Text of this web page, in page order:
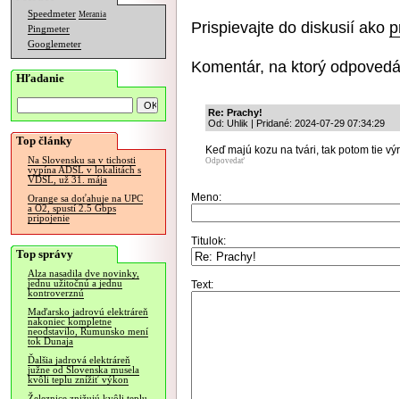
Speedmeter Merania
Pingmeter
Googlemeter
Hľadanie
Top články
Na Slovensku sa v tichosti
vypína ADSL v lokalitách s
VDSL, už 31. mája
Orange sa doťahuje na UPC
a O2, spustí 2.5 Gbps
pripojenie
Top správy
Alza nasadila dve novinky,
jednu užitočnú a jednu
kontroverznú
Maďarsko jadrovú elektráreň
nakoniec kompletne
neodstavilo, Rumunsko mení
tok Dunaja
Ďalšia jadrová elektráreň
južne od Slovenska musela
kvôli teplu znížiť výkon
Prispievajte do diskusií ako
Komentár, na ktorý
Re: Prachy!
Od: Uhlik | Pridané: 2024-07-29 07:34:29
Keď majú kozu na tvári, tak potom tie
Odpovedať
Meno:
Titulok:
Text: